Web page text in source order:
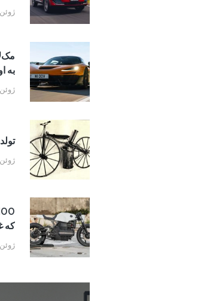
ژوئن 29, 2026
ژوئن 29, 2026
به
ژوئن 29, 2026
ژوئن 29, 2026
که